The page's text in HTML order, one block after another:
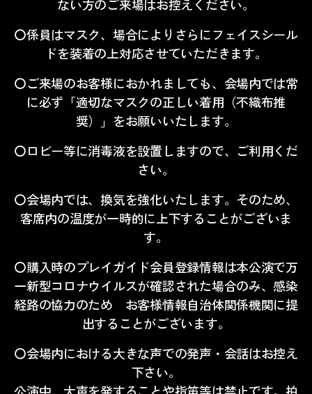
ない方のご来場はお控えください。
〇係員はマスク、場合によりさらにフェイスシール
ドを装着の上対応させていただきます。
〇ご来場のお客様におかれましても、会場内では常
に必ず「適切なマスクの正しい着用（不織布推
奨）」をお願いいたします。
〇ロビー等に消毒液を設置しますので、ご利用くだ
さい。
〇会場内では、換気を強化いたします。そのため、
客席内の温度が一時的に上下することがございま
す。
〇購入時のプレイガイド会員登録情報は本公演で万
一新型コロナウイルスが確認された場合のみ、感染
経路の協力のため お客様情報自治体関係機関に提
出することがございます。
〇会場内における大きな声での発声・会話はお控え
下さい。